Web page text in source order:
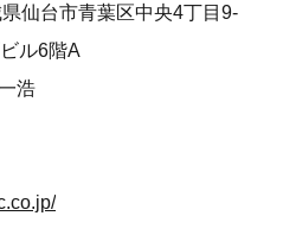
仙台市青葉区中央4丁目9-
ル6階A
浩